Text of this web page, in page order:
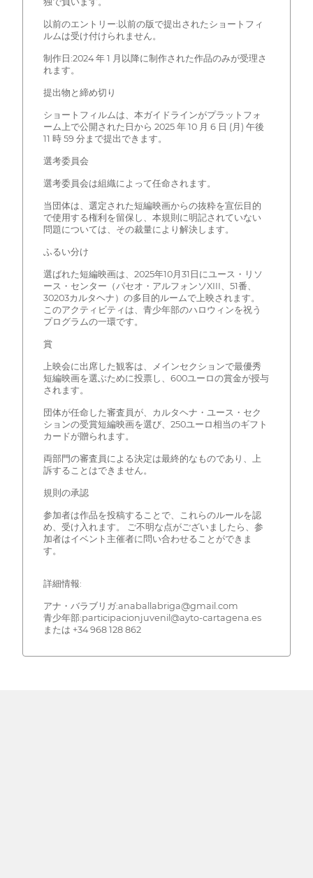
以前のエントリー:以前の版で提出されたショートフィ
ルムは受け付けられません。
制作日:2024 年 1 月以降に制作された作品のみが受理さ
れます。
提出物と締め切り
ショートフィルムは、本ガイドラインがプラットフォ
ーム上で公開された日から 2025 年 10 月 6 日 (月) 午後
11 時 59 分まで提出できます。
選考委員会
選考委員会は組織によって任命されます。
当団体は、選定された短編映画からの抜粋を宣伝目的
で使用する権利を留保し、本規則に明記されていない
問題については、その裁量により解決します。
ふるい分け
選ばれた短編映画は、2025年10月31日にユース・リソ
ース・センター（パセオ・アルフォンソXIII、51番、
30203カルタヘナ）の多目的ルームで上映されます。
このアクティビティは、青少年部のハロウィンを祝う
プログラムの一環です。
賞
上映会に出席した観客は、メインセクションで最優秀
短編映画を選ぶために投票し、600ユーロの賞金が授与
されます。
団体が任命した審査員が、カルタヘナ・ユース・セク
ションの受賞短編映画を選び、250ユーロ相当のギフト
カードが贈られます。
両部門の審査員による決定は最終的なものであり、上
訴することはできません。
規則の承認
参加者は作品を投稿することで、これらのルールを認
め、受け入れます。 ご不明な点がございましたら、参
加者はイベント主催者に問い合わせることができま
す。
詳細情報:
アナ・バラブリガ:anaballabriga@gmail.com
青少年部:participacionjuvenil@ayto-cartagena.es
または +34 968 128 862